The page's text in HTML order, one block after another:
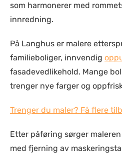
som harmonerer med
innredning.
På Langhus er malere
familieboliger, innvendig
fasadevedlikehold. Mange
trenger nye farger og
Trenger du maler? Få flere
Etter påføring sørger
med fjerning av